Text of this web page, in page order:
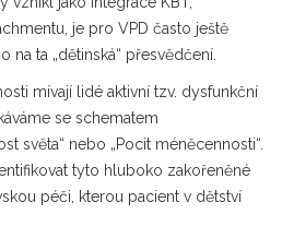
je pro VPD často ještě
ta „dětinská“ přesvědčení.
mívají lidé aktivní tzv. dysfunkční
se schematem
světa“ nebo „Pocit méněcennosti“.
tyto hluboko zakořeněné
péči, kterou pacient v dětství